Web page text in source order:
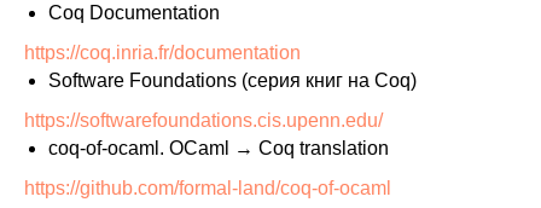
Coq Documentation
https://coq.inria.fr/documentation
Software Foundations (серия книг на Coq)
https://softwarefoundations.cis.upenn.edu/
coq-of-ocaml. OCaml → Coq translation
https://github.com/formal-land/coq-of-ocaml